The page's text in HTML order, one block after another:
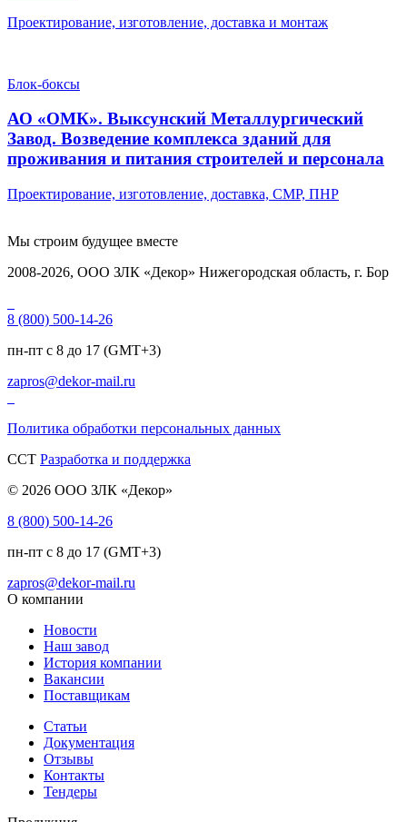
Проектирование, изготовление, доставка и монтаж
Блок-боксы
АО «ОМК». Выксунский Металлургический
Завод. Возведение комплекса зданий для
проживания и питания строителей и персонала
Проектирование, изготовление, доставка, СМР, ПНР
Мы строим будущее вместе
2008-2026, ООО ЗЛК «Декор» Нижегородская область, г. Бор
8 (800) 500-14-26
пн-пт с 8 до 17 (GMT+3)
zapros@dekor-mail.ru
Политика обработки персональных данных
CCT Разработка и поддержка
© 2026 ООО ЗЛК «Декор»
8 (800) 500-14-26
пн-пт с 8 до 17 (GMT+3)
zapros@dekor-mail.ru
О компании
Новости
Наш завод
История компании
Вакансии
Поставщикам
Статьи
Документация
Отзывы
Контакты
Тендеры